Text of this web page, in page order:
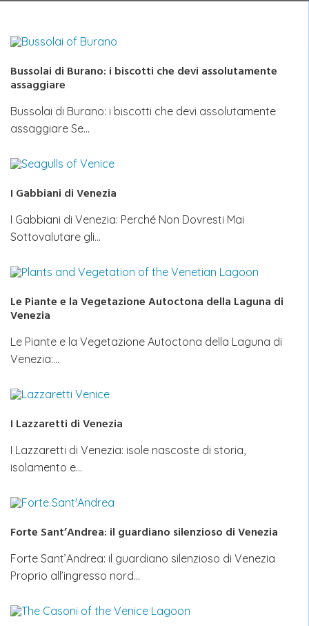
Bussolai di Burano: i biscotti che devi assolutamente
assaggiare
Bussolai di Burano: i biscotti che devi assolutamente
assaggiare Se…
I Gabbiani di Venezia
I Gabbiani di Venezia: Perché Non Dovresti Mai
Sottovalutare gli…
Le Piante e la Vegetazione Autoctona della Laguna di
Venezia
Le Piante e la Vegetazione Autoctona della Laguna di
Venezia:…
I Lazzaretti di Venezia
I Lazzaretti di Venezia: isole nascoste di storia,
isolamento e…
Forte Sant’Andrea: il guardiano silenzioso di Venezia
Forte Sant’Andrea: il guardiano silenzioso di Venezia
Proprio all’ingresso nord…